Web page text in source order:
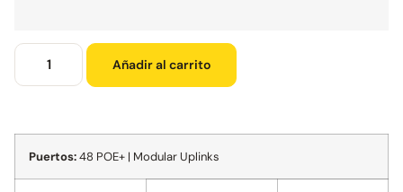
Añadir al carrito
Puertos:48 POE+ | Modular Uplinks